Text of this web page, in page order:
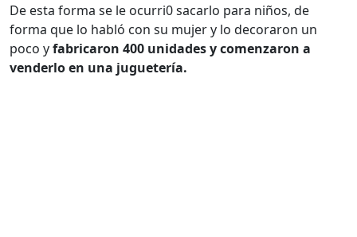
De esta forma se le ocurri0 sacarlo para niños, de
forma que lo habló con su mujer y lo decoraron un
poco yfabricaron 400 unidades y comenzaron a
venderlo en una juguetería.